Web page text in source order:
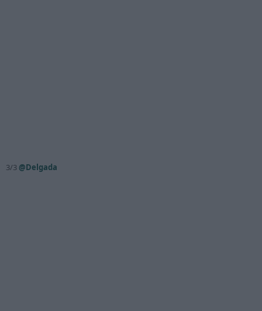
3/3 @Delgada